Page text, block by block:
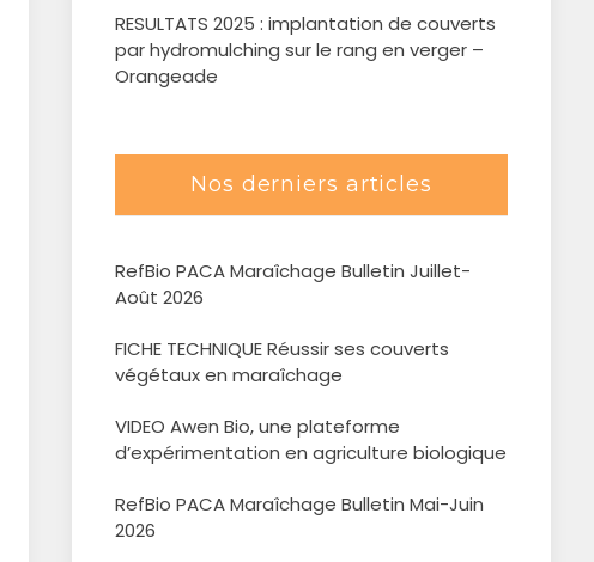
RESULTATS 2025 : implantation de couverts
par hydromulching sur le rang en verger –
Orangeade
Nos derniers articles
RefBio PACA Maraîchage Bulletin Juillet-
Août 2026
FICHE TECHNIQUE Réussir ses couverts
végétaux en maraîchage
VIDEO Awen Bio, une plateforme
d’expérimentation en agriculture biologique
RefBio PACA Maraîchage Bulletin Mai-Juin
2026